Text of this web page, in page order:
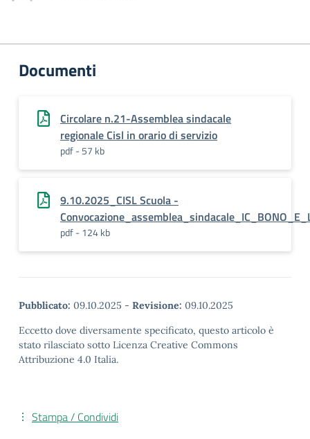
Documenti
Circolare n.21-Assemblea sindacale
regionale Cisl in orario di servizio
pdf - 57 kb
9.10.2025_CISL Scuola -
pdf - 124 kb
Pubblicato: 09.10.2025 - Revisione: 09.10.2025
Eccetto dove diversamente specificato, questo articolo è
stato rilasciato sotto Licenza Creative Commons
Attribuzione 4.0 Italia.
Stampa / Condividi